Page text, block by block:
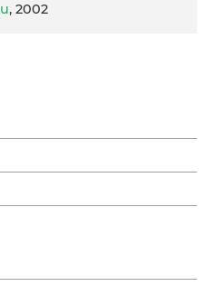
, 2002